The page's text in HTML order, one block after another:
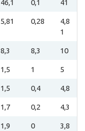
46,1 0,1 41
5,81 0,28
4,8
1
8,3 8,3 10
1,5 1 5
1,5 0,4 4,8
1,7 0,2 4,3
1,9 0 3,8